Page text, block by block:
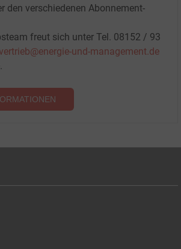
den verschiedenen Abonnement-
freut sich unter Tel. 08152 / 93
und-management.de